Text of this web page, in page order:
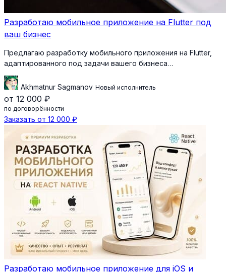
Разработаю мобильное приложение на Flutter под
ваш бизнес
Предлагаю разработку мобильного приложения на Flutter,
адаптированного под задачи вашего бизнеса…
Akhmatnur Sagmanov Новый исполнитель
от 12 000 ₽
по договорённости
Заказать от 12 000 ₽
Разработаю мобильное приложение для iOS и